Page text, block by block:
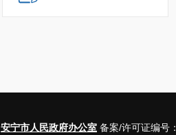
安宁市人民政府办公室 备案/许可证编号：